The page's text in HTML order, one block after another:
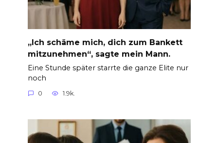
„Ich schäme mich, dich zum Bankett
mitzunehmen“, sagte mein Mann.
Eine Stunde später starrte die ganze Elite nur
noch
0 1.9k.